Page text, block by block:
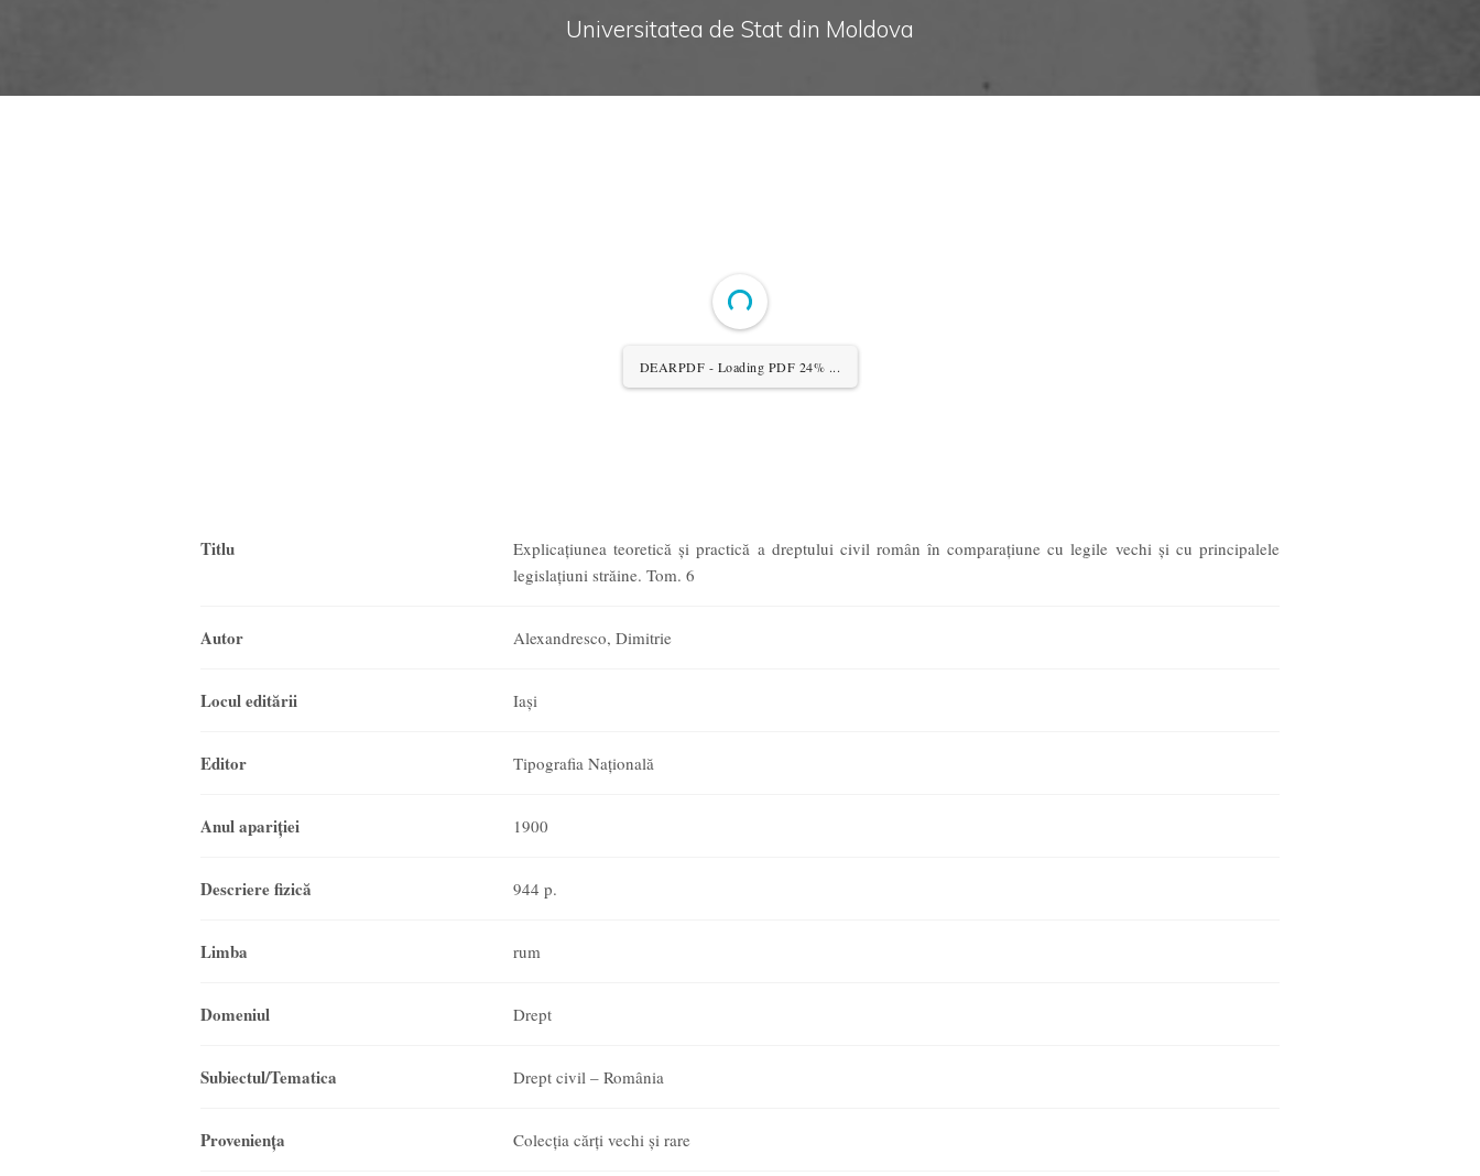
Universitatea de Stat din Moldova
DEARPDF - Loading PDF 24% ...
Titlu
Explicaţiunea teoretică şi practică a dreptului civil român în comparaţiune cu legile vechi şi cu principalele
legislaţiuni străine. Tom. 6
Autor Alexandresco, Dimitrie
Locul editării Iaşi
Editor Tipografia Naţională
Anul apariţiei 1900
Descriere fizică 944 p.
Limba rum
Domeniul Drept
Subiectul/Tematica Drept civil – România
Provenienţa Colecția cărți vechi și rare